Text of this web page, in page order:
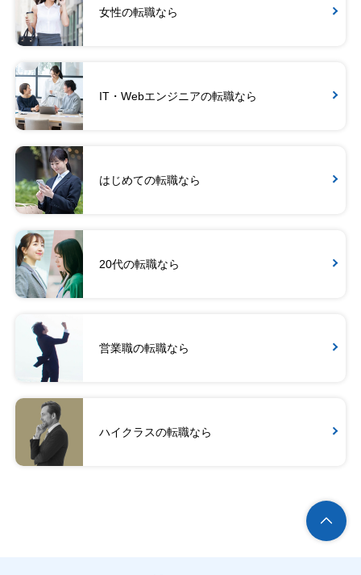
女性の転職なら
IT・Webエンジニアの転職なら
はじめての転職なら
20代の転職なら
営業職の転職なら
ハイクラスの転職なら